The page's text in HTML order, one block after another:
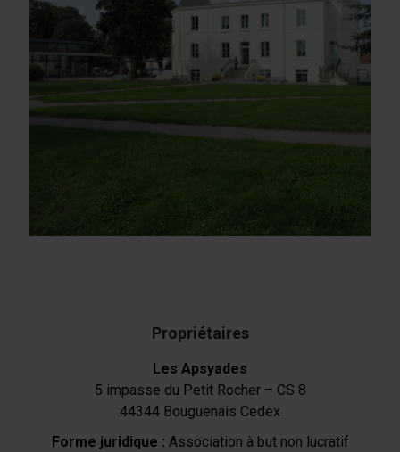
Propriétaires
Les Apsyades
5 impasse du Petit Rocher – CS 8
44344 Bouguenais Cedex
Forme juridique : Association à but non lucratif